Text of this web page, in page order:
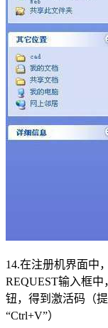
14.在注册机界面中
REQUEST输入框中
钮，得到激活码（
“Ctrl+V”）